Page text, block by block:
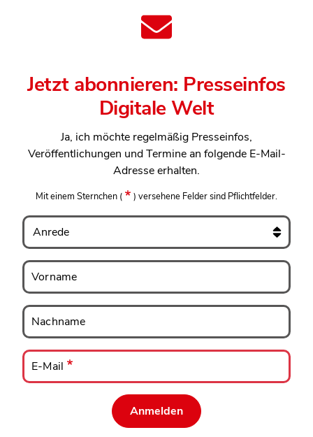
Jetzt abonnieren: Presseinfos
Digitale Welt
Ja, ich möchte regelmäßig Presseinfos,
Veröffentlichungen und Termine an folgende E-Mail-
Adresse erhalten.
Mit einem Sternchen ( ) versehene Felder sind Pflichtfelder.
Anrede
Vorname
Vorname
Nachname
Nachname
E-
Mail
E-Mail